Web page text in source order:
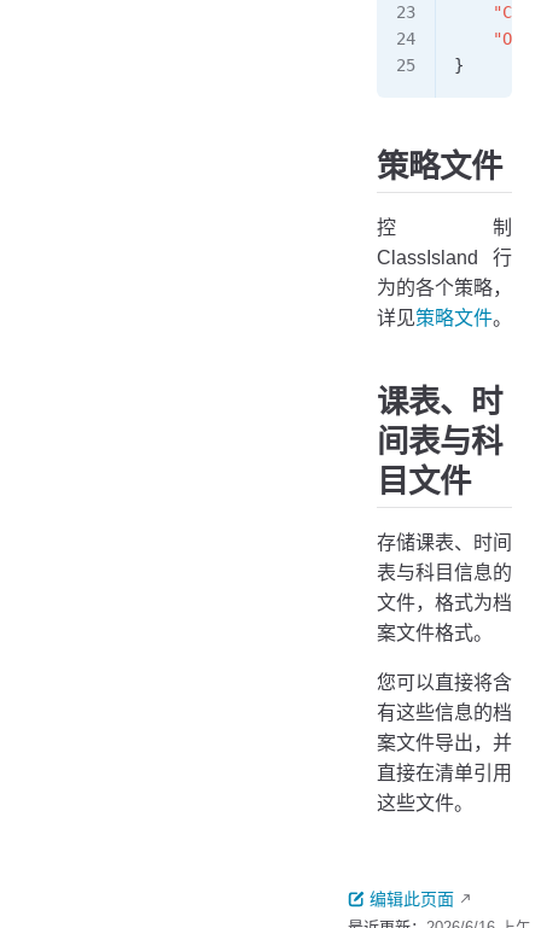
}
策略文件
控制
ClassIsland 行
为的各个策略，
详见策略文件。
课表、时
间表与科
目文件
存储课表、时间
表与科目信息的
文件，格式为档
案文件格式。
您可以直接将含
有这些信息的档
案文件导出，并
直接在清单引用
这些文件。
编辑此页面